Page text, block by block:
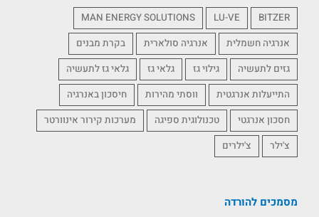
BITZER
LU-VE
MAN ENERGY SOLUTIONS
אנרגיה חשמלית
אנרגיה סולארית
בקרת מבנים
גזים לתעשיה
גילוי גז גלאי גז
גלאי גז לתעשיה
התייעלות אנרגטית
ווסתי מהירות
חיסכון באנרגיה
חסכון אנרגטי
טכנולוגית ספיגה
מערכות קירור אינוורטר
צ'ילר
צ'ילרים
מסמכים להורדה